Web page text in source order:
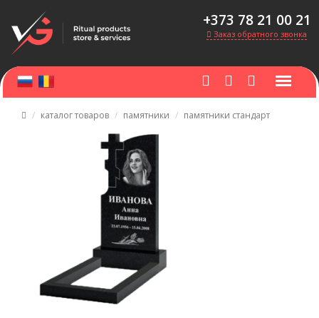
+373 78 21 00 21
Заказ обратного звонка
каталог товаров памятники памятники стандарт